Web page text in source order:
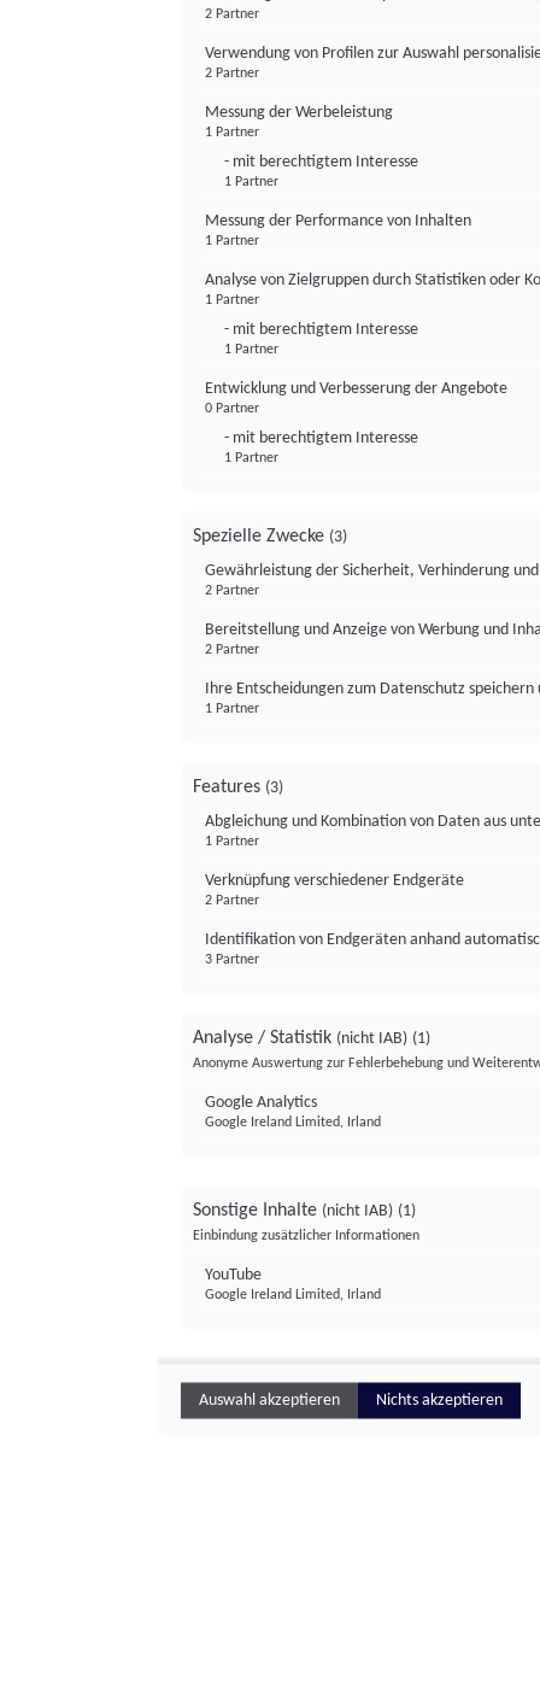
2 Partner
Verwendung von Profilen zur Auswahl
2 Partner
Messung der Werbeleistung
1 Partner
- mit berechtigtem Interesse
1 Partner
Messung der Performance von Inhalten
1 Partner
Analyse von Zielgruppen durch Statistiken oder
1 Partner
- mit berechtigtem Interesse
1 Partner
Entwicklung und Verbesserung der Angebote
0 Partner
- mit berechtigtem Interesse
1 Partner
Spezielle Zwecke (3)
Gewährleistung der Sicherheit, Verhinderung
2 Partner
Bereitstellung und Anzeige von Werbung und
2 Partner
Ihre Entscheidungen zum Datenschutz
1 Partner
Features (3)
Abgleichung und Kombination von Daten aus
1 Partner
Verknüpfung verschiedener Endgeräte
2 Partner
Identifikation von Endgeräten anhand
3 Partner
Analyse / Statistik (nicht IAB) (1)
Anonyme Auswertung zur Fehlerbehebung und
Google Analytics
Google Ireland Limited, Irland
Sonstige Inhalte (nicht IAB) (1)
Einbindung zusätzlicher Informationen
YouTube
Google Ireland Limited, Irland
Auswahl akzeptieren Nichts akzeptieren